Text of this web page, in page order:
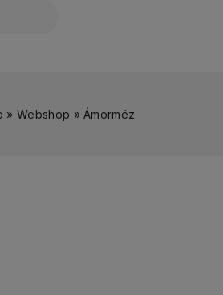
»Webshop »Ámorméz